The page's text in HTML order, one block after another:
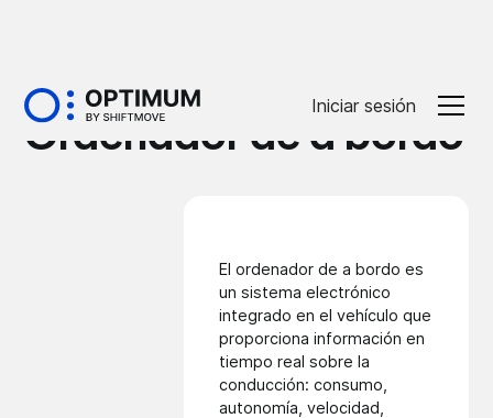
Iniciar sesión
Ordenador de a bordo
El ordenador de a bordo es
un sistema electrónico
integrado en el vehículo que
proporciona información en
tiempo real sobre la
conducción: consumo,
autonomía, velocidad,